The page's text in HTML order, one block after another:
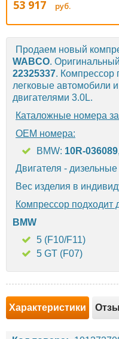
53 917 руб.
Продаем новый
WABCO.
22325337. Компрессор
легковые автомобили
двигателями 3.0L.
Каталожные номера
OEM номера:
BMW: 10R-036089
Двигателя -
Вес изделия в
Компрессор подходит
BMW
5 (F10/F11)
5 GT (F07)
Характеристики